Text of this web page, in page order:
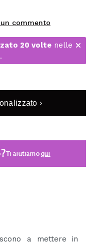
un commento
20 volte nelle
›
Ti aiutiamoqui
a mettere in